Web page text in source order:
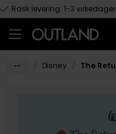
Hopp til hovedinnhold
Rask levering: 1-3 virkedager
Disney